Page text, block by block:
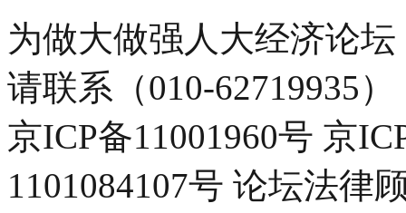
为做大做强人大经济论
请联系（010-62719935）
京ICP备11001960号 京
1101084107号 论坛法律